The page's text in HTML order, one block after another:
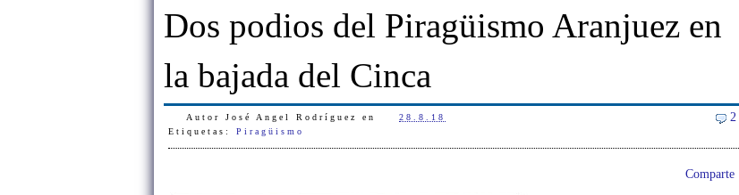
Dos podios del Piragüismo Aranjuez en
la bajada del Cinca
Autor José Angel Rodríguez en 28.8.18 2
Etiquetas: Piragüismo
Comparte